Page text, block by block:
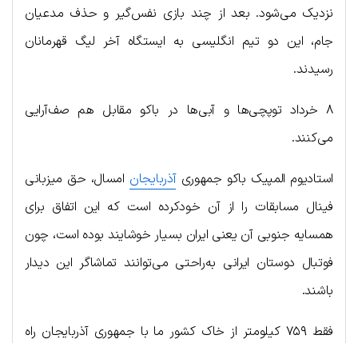
نزدیک می‌شود. بعد از چند بازی نفس‌گیر و حذف مدعیان
جام، این دو تیم انگلیسی به ایستگاه آخر لیگ قهرمانان
رسیدند.
۸ خرداد توپچی‌ها و آبی‌ها در باکو مقابل هم صف‌آرایی
می‌کنند.
استادیوم المپیک باکو جمهوریآذربایجان امسال، حق میزبانی
فینال مسابقات را از آن خودکرده است که این اتفاق برای
همسایه جنوبی آن یعنی ایران بسیار خوشایند بوده است، چون
فوتبال دوستان ایرانی به‌راحتی می‌توانند تماشاگر این دیدار
باشند.
فقط ۷۵۹ کیلومتر از خاک کشور ما با جمهوری آذربایجان راه